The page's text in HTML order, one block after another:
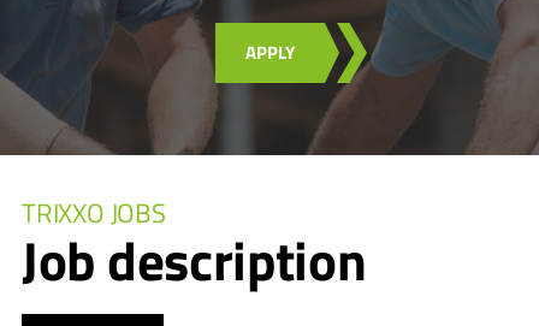
APPLY
TRIXXO JOBS
Job description